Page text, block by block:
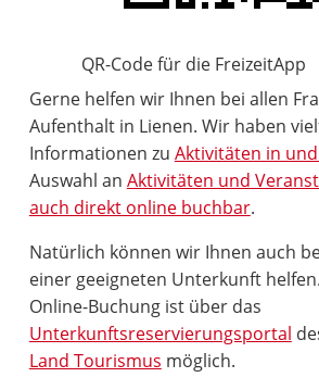
QR-Code für die FreizeitApp
Gerne helfen wir Ihnen bei allen
Aufenthalt in Lienen. Wir haben
Informationen zu Aktivitäten in
Auswahl an Aktivitäten und
auch direkt online buchbar.
Natürlich können wir Ihnen auch
einer geeigneten Unterkunft
Online-Buchung ist über das
Unterkunftsreservierungsportal
Land Tourismus möglich.